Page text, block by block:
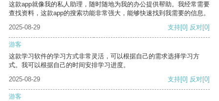
这款app就像我的私人助理，随时随地为我的办公提供帮助。我经常需要
查找资料，这款app的搜索功能非常强大，能够快速找到我需要的信息。
2025-08-29
支持[0] 反对[0]
游客
这款学习软件的学习方式非常灵活，可以根据自己的需求选择学习方
式。我可以根据自己的时间安排学习进度。
2025-08-29
支持[0] 反对[0]
游客